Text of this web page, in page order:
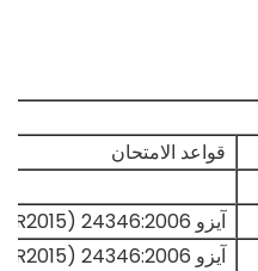
قواعد الامتحان
آيزو 24346:2006 (R2015)
آيزو 24346:2006 (R2015)